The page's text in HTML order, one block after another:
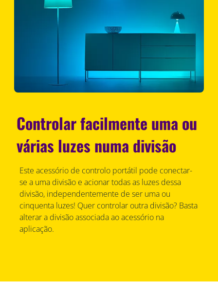
Controlar facilmente uma ou
várias luzes numa divisão
Este acessório de controlo portátil pode conectar-
se a uma divisão e acionar todas as luzes dessa
divisão, independentemente de ser uma ou
cinquenta luzes! Quer controlar outra divisão? Basta
alterar a divisão associada ao acessório na
aplicação.